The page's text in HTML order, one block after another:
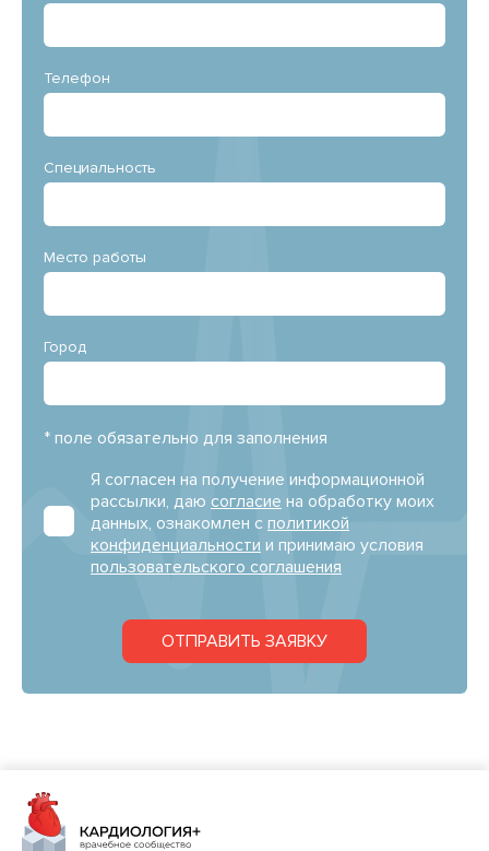
Телефон
Специальность
Место работы
Город
* поле обязательно для заполнения
Я согласен на получение информационной
рассылки, даю согласие на обработку моих
данных, ознакомлен с политикой
конфиденциальности и принимаю условия
пользовательского соглашения
ОТПРАВИТЬ ЗАЯВКУ